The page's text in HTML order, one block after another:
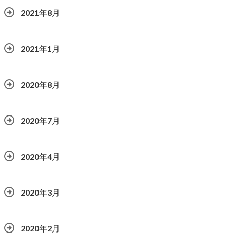
2021年8月
2021年1月
2020年8月
2020年7月
2020年4月
2020年3月
2020年2月